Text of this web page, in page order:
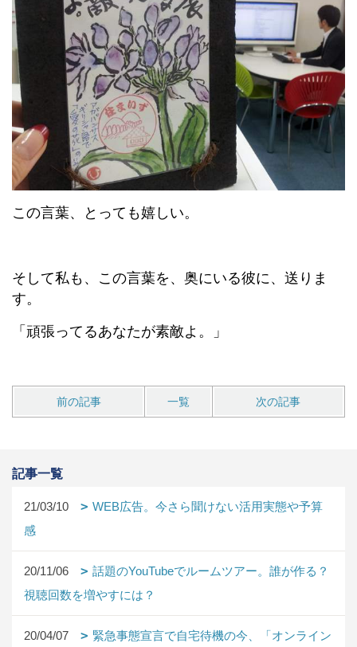
この言葉、とっても嬉しい。
そして私も、この言葉を、奥にいる彼に、送りま
す。
「頑張ってるあなたが素敵よ。」
前の記事 一覧 次の記事
記事一覧
21/03/10
WEB広告。今さら聞けない活用実態や予算
感
20/11/06
話題のYouTubeでルームツアー。誰が作る？
視聴回数を増やすには？
20/04/07
緊急事態宣言で自宅待機の今、「オンライン